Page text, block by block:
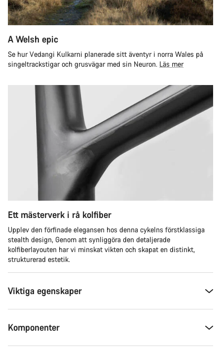
A Welsh epic
Se hur Vedangi Kulkarni planerade sitt äventyr i norra Wales på
singeltrackstigar och grusvägar med sin Neuron. Läs mer
Ett mästerverk i rå kolfiber
Upplev den förfinade elegansen hos denna cykelns förstklassiga
stealth design, Genom att synliggöra den detaljerade
kolfiberlayouten har vi minskat vikten och skapat en distinkt,
strukturerad estetik.
Viktiga egenskaper
Komponenter